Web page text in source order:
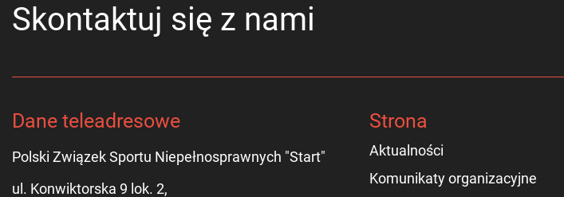
Skontaktuj się z nami
Dane teleadresowe
Polski Związek Sportu Niepełnosprawnych "Start"
ul. Konwiktorska 9 lok. 2,
Strona
Aktualności
Komunikaty organizacyjne